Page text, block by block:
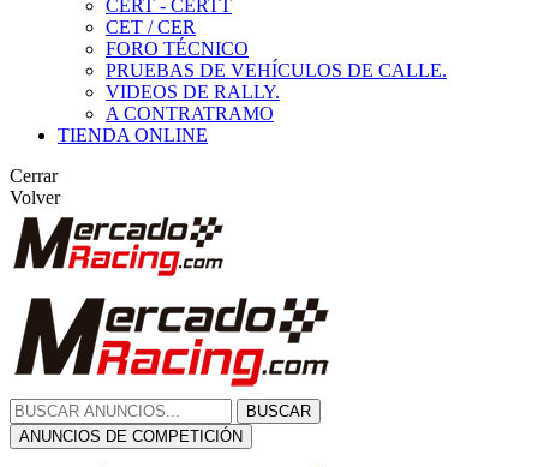
CERT - CERTT
CET / CER
FORO TÉCNICO
PRUEBAS DE VEHÍCULOS DE CALLE.
VIDEOS DE RALLY.
A CONTRATRAMO
TIENDA ONLINE
Cerrar
Volver
BUSCAR
ANUNCIOS DE COMPETICIÓN